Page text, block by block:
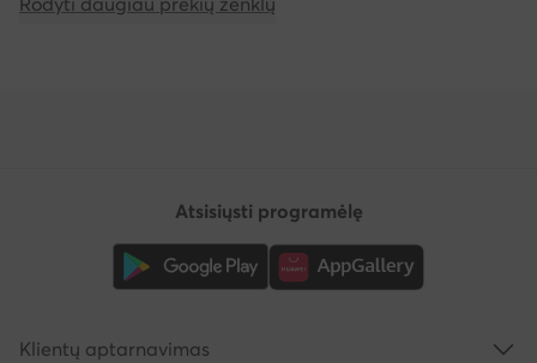
Atsisiųsti programėlę
Klientų aptarnavimas